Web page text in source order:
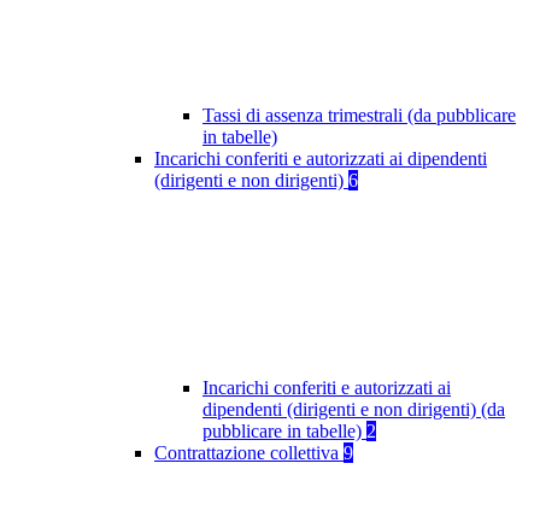
Tassi di assenza trimestrali (da pubblicare
in tabelle)
Incarichi conferiti e autorizzati ai dipendenti
(dirigenti e non dirigenti) 6
Incarichi conferiti e autorizzati ai
dipendenti (dirigenti e non dirigenti) (da
pubblicare in tabelle) 2
Contrattazione collettiva 9